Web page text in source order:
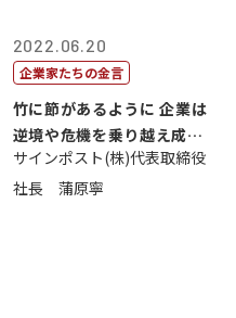
2022.06.20
企業家たちの金言
竹に節があるように 企業は
逆境や危機を乗り越え成長
する
サインポスト(株)代表取締役
社長 蒲原寧